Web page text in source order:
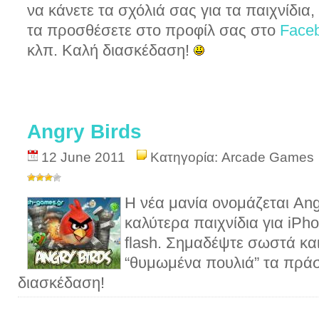
να κάνετε τα σχόλιά σας για τα
τα προσθέσετε στο προφίλ σας στο
κλπ. Καλή διασκέδαση!
Angry Birds
12 June 2011 Κατηγορία: Arcade Games
Η νέα μανία ονομάζεται
καλύτερα παιχνίδια για
flash. Σημαδέψτε σωστά
“θυμωμένα πουλιά” τα
διασκέδαση!